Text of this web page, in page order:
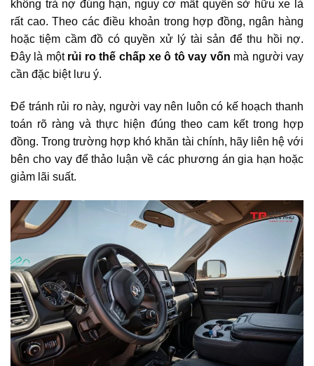
không trả nợ đúng hạn, nguy cơ mất quyền sở hữu xe là
rất cao. Theo các điều khoản trong hợp đồng, ngân hàng
hoặc tiệm cầm đồ có quyền xử lý tài sản để thu hồi nợ.
Đây là một rủi ro thế chấp xe ô tô vay vốn mà người vay
cần đặc biệt lưu ý.
Để tránh rủi ro này, người vay nên luôn có kế hoạch thanh
toán rõ ràng và thực hiện đúng theo cam kết trong hợp
đồng. Trong trường hợp khó khăn tài chính, hãy liên hệ với
bên cho vay để thảo luận về các phương án gia hạn hoặc
giảm lãi suất.